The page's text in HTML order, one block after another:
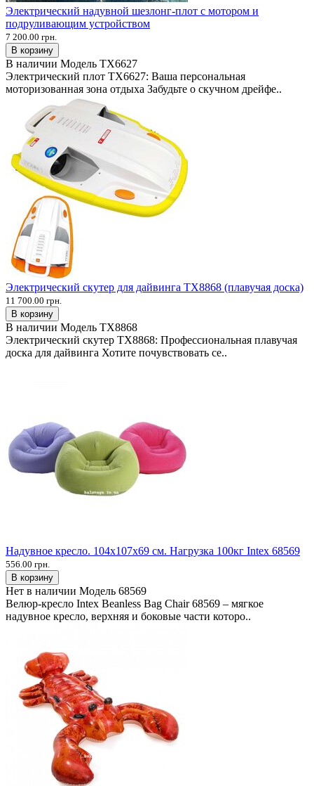
Электрический надувной шезлонг-плот с мотором и
подруливающим устройством
7 200.00 грн.
В корзину
В наличии Модель TX6627
Электрический плот TX6627: Ваша персональная
моторизованная зона отдыха Забудьте о скучном дрейфе..
Электрический скутер для дайвинга TX8868 (плавучая доска)
11 700.00 грн.
В корзину
В наличии Модель TX8868
Электрический скутер TX8868: Профессиональная плавучая
доска для дайвинга Хотите почувствовать се..
Надувное кресло. 104х107х69 см. Нагрузка 100кг Intex 68569
556.00 грн.
В корзину
Нет в наличии Модель 68569
Велюр-кресло Intex Beanless Bag Chair 68569 – мягкое
надувное кресло, верхняя и боковые части которо..